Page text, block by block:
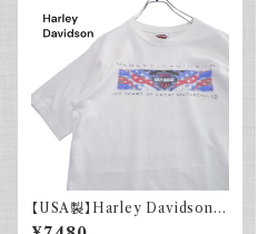
【USA製】Harley Davidson
ハーレーダビッドソン プリントT